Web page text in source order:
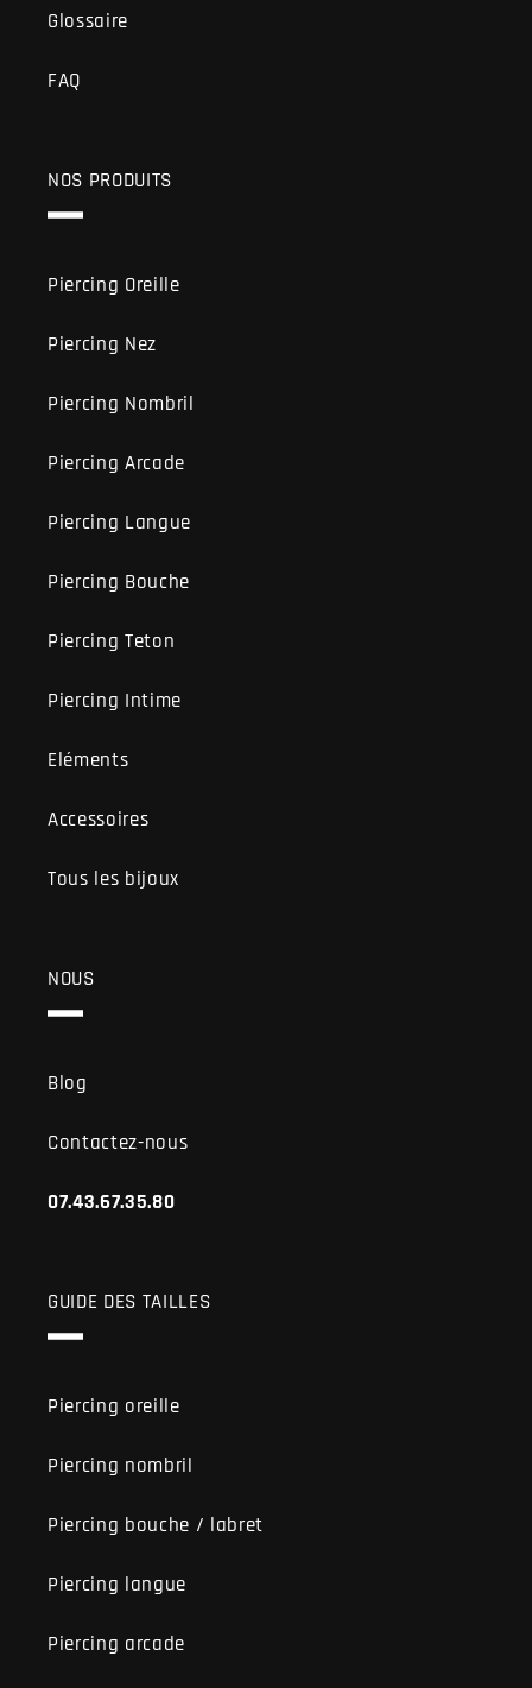
Glossaire
FAQ
NOS PRODUITS
Piercing Oreille
Piercing Nez
Piercing Nombril
Piercing Arcade
Piercing Langue
Piercing Bouche
Piercing Teton
Piercing Intime
Eléments
Accessoires
Tous les bijoux
NOUS
Blog
Contactez-nous
07.43.67.35.80
GUIDE DES TAILLES
Piercing oreille
Piercing nombril
Piercing bouche / labret
Piercing langue
Piercing arcade